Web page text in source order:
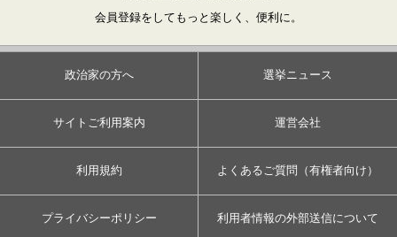
会員登録をしてもっと楽しく、便利に。
政治家の方へ 選挙ニュース
サイトご利用案内 運営会社
利用規約 よくあるご質問（有権者向け）
プライバシーポリシー 利用者情報の外部送信について